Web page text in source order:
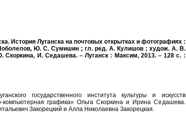
История Луганска на почтовых открытках и фотографиях :
Ю. С. Сумишин ; гл. ред. А. Кулишов ; худож. А. В.
Скоркина, И. Седашева. – Луганск : Максим, 2013. – 128 с. :
государственного института культуры и искусств
компьютерная графика» Ольга Скоркина и Ирина Седашева.
Закорецкий и Алла Николаевна Закорецкая.